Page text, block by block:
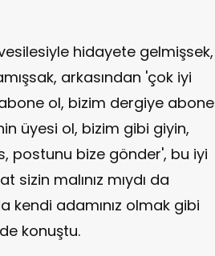
hidayete gelmişsek,
arkasından 'çok iyi
ol, bizim dergiye abone
üyesi ol, bizim gibi giyin,
postunu bize gönder', bu iyi
sizin malınız mıydı da
kendi adamınız olmak gibi
konuştu.